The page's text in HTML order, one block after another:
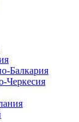
Балкария
Черкесия